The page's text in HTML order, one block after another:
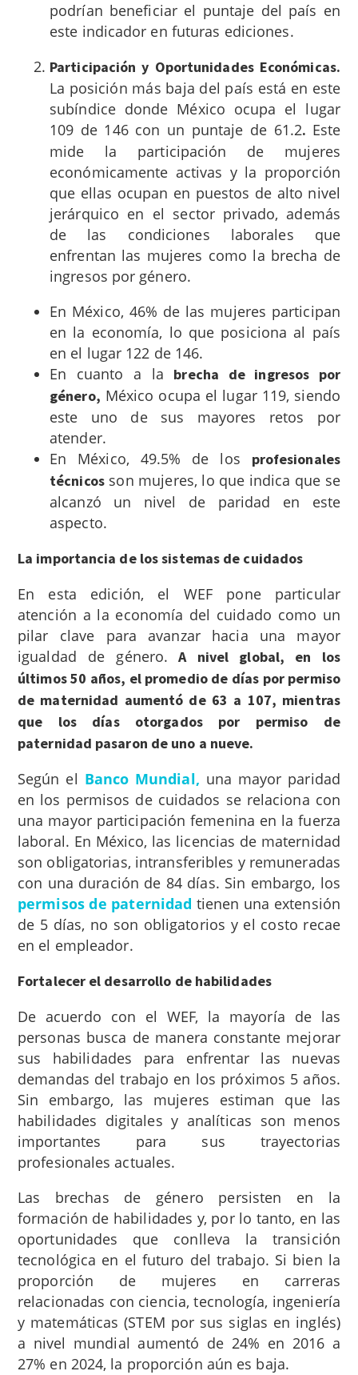
podrían beneficiar el puntaje del país en
este indicador en futuras ediciones.
Participación y Oportunidades Económicas.
La posición más baja del país está en este
subíndice donde México ocupa el lugar
109 de 146 con un puntaje de 61.2. Este
mide la participación de mujeres
económicamente activas y la proporción
que ellas ocupan en puestos de alto nivel
jerárquico en el sector privado, además
de las condiciones laborales que
enfrentan las mujeres como la brecha de
ingresos por género.
En México, 46% de las mujeres participan
en la economía, lo que posiciona al país
en el lugar 122 de 146.
En cuanto a la brecha de ingresos por
género, México ocupa el lugar 119, siendo
este uno de sus mayores retos por
atender.
En México, 49.5% de los profesionales
técnicosson mujeres, lo que indica que se
alcanzó un nivel de paridad en este
aspecto.
La importancia de los sistemas de cuidados
En esta edición, el WEF pone particular
atención a la economía del cuidado como un
pilar clave para avanzar hacia una mayor
igualdad de género. A nivel global, en los
últimos 50 años, el promedio de días por permiso
de maternidad aumentó de 63 a 107, mientras
que los días otorgados por permiso de
paternidad pasaron de uno a nueve.
Según el Banco Mundial, una mayor paridad
en los permisos de cuidados se relaciona con
una mayor participación femenina en la fuerza
laboral. En México, las licencias de maternidad
son obligatorias, intransferibles y remuneradas
con una duración de 84 días. Sin embargo, los
permisos de paternidad tienen una extensión
de 5 días, no son obligatorios y el costo recae
en el empleador.
Fortalecer el desarrollo de habilidades
De acuerdo con el WEF, la mayoría de las
personas busca de manera constante mejorar
sus habilidades para enfrentar las nuevas
demandas del trabajo en los próximos 5 años.
Sin embargo, las mujeres estiman que las
habilidades digitales y analíticas son menos
importantes para sus trayectorias
profesionales actuales.
Las brechas de género persisten en la
formación de habilidades y, por lo tanto, en las
oportunidades que conlleva la transición
tecnológica en el futuro del trabajo. Si bien la
proporción de mujeres en carreras
relacionadas con ciencia, tecnología, ingeniería
y matemáticas (STEM por sus siglas en inglés)
a nivel mundial aumentó de 24% en 2016 a
27% en 2024, la proporción aún es baja.